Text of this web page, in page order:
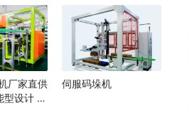
能装箱解决方案
厂家直供
型设计 |
伺服码垛机